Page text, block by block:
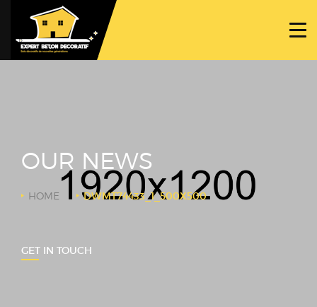
PROJETS
NOUS CONTACTER
OUR NEWS
HOME DWMT74433_1_500X500
GET IN TOUCH